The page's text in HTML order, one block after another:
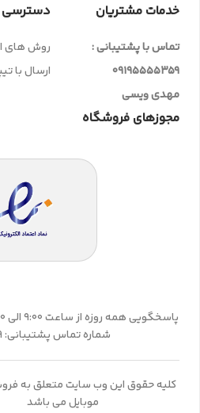
خدمات مشتریان
تماس با پشتیبانی :
09195555359
مهدی ویسی
دسترسی
روش های
ارسال با
مجوزهای فروشگاه
شماره تماس پشتیبانی: 09195555359
کلیه حقوق این وب سایت متعلق به
موبایل می باشد